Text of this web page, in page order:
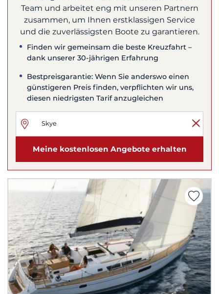
Team und arbeitet eng mit unseren Partnern
zusammen, um Ihnen erstklassigen Service
und die zuverlässigsten Boote zu garantieren.
Finden wir gemeinsam die beste Kreuzfahrt –
dank unserer 30-jährigen Erfahrung
Bestpreisgarantie: Wenn Sie anderswo einen
günstigeren Preis finden, verpflichten wir uns,
diesen niedrigsten Tarif anzugleichen
Meine kostenlosen Angebote erhalten